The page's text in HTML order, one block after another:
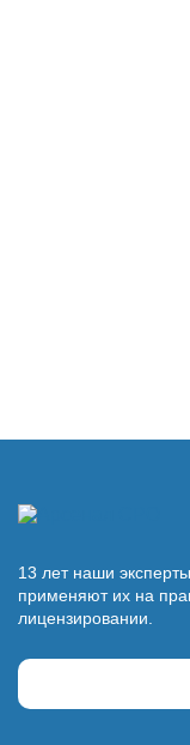
13 лет наши
применяют их на
лицензировании.